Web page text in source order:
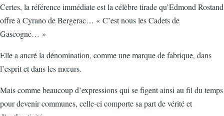
Certes, la référence immédiate est la célèbre tirade qu’Edmond Rostand
offre à Cyrano de Bergerac… « C’est nous les Cadets de
Gascogne… »
Elle a ancré la dénomination, comme une marque de fabrique, dans
l’esprit et dans les mœurs.
Mais comme beaucoup d’expressions qui se figent ainsi au fil du temps
pour devenir communes, celle-ci comporte sa part de vérité et